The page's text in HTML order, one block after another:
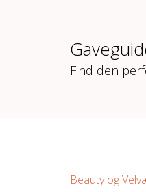
Find den
Beauty og